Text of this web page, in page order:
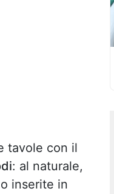
tavole con il
: al naturale,
inserite in